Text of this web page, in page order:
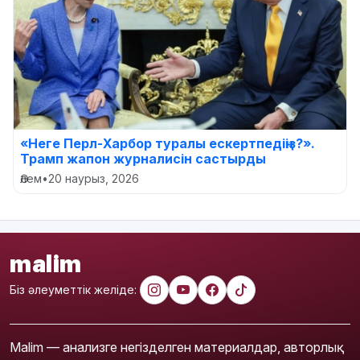
«Неге Перл-Харбор туралы ескертпедіңіз?».
Трамп жапон журналисін састырды
Әлем•20 наурыз, 2026
malim
Біз әлеуметтік желіде:
Malim — анализге негізделген материалдар, авторлық